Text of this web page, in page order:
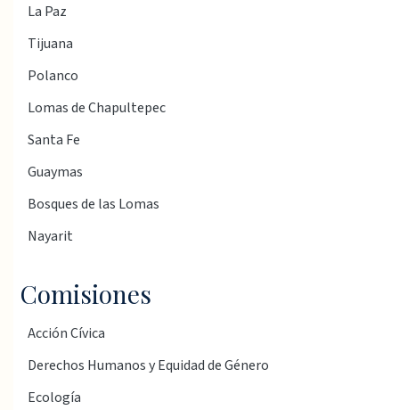
La Paz
Tijuana
Polanco
Lomas de Chapultepec
Santa Fe
Guaymas
Bosques de las Lomas
Nayarit
Comisiones
Acción Cívica
Derechos Humanos y Equidad de Género
Ecología